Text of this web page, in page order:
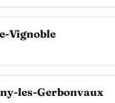
Vignoble
les-Gerbonvaux